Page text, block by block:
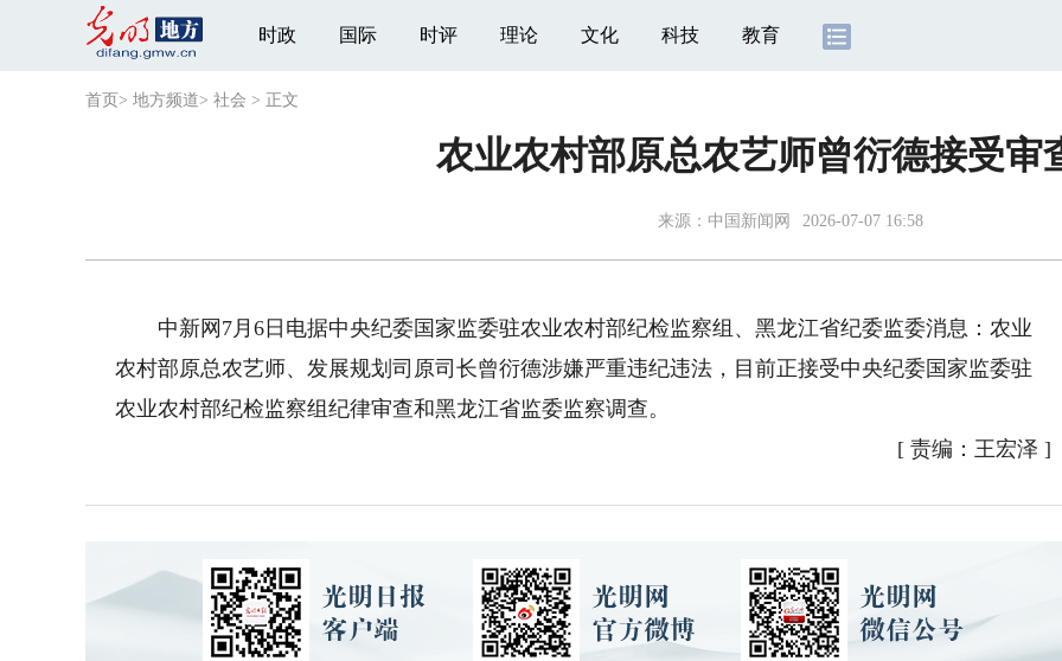
时政 国际 时评 理论 文化 科技 教育
首页 > 地方频道> 社会 > 正文
农业农村部原总农艺师曾衍德接受审
来源： 中国新闻网 2026-07-07 16:58
中新网7月6日电据中央纪委国家监委驻农业农村部纪检监察组、黑龙江省纪委监委消息：农业
农村部原总农艺师、发展规划司原司长曾衍德涉嫌严重违纪违法，目前正接受中央纪委国家监委驻
农业农村部纪检监察组纪律审查和黑龙江省监委监察调查。
[ 责编：王宏泽 ]